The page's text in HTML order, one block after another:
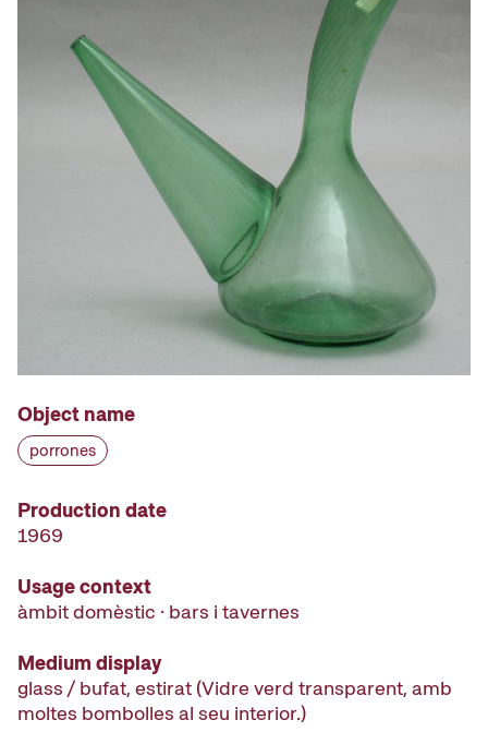
Object name
porrones
Production date
1969
Usage context
àmbit domèstic · bars i tavernes
Medium display
glass / bufat, estirat (Vidre verd transparent, amb
moltes bombolles al seu interior.)